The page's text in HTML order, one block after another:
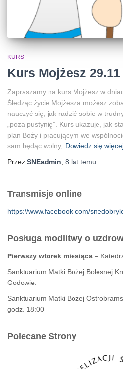
KURS
Kurs Mojżesz 29.11
Zapraszamy na kurs Mojżesz w
Śledząc życie Mojżesza możesz
nauczyć się, jak radzić sobie w
„poza pustynię”. Kurs ukazuje, jak
plan Boży i pracującym we
sam będąc wolny, Dowiedz się więcej
Przez SNEadmin 8 lat temu
Transmisje online
https://www.facebook.com/
Posługa modlitwy o
Pierwszy wtorek miesiąca –
Sanktuarium Matki Bożej Bolesnej
Godowie:
Sanktuarium Matki Bożej
godz. 18:00
Polecane Strony